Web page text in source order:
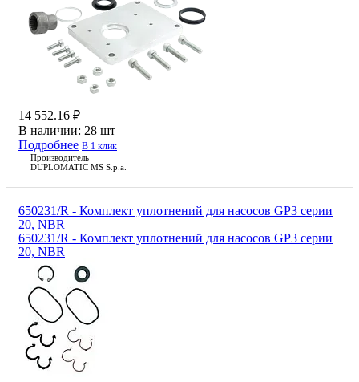
14 552.16 ₽
В наличии: 28 шт
Подробнее В 1 клик
Производитель
DUPLOMATIC MS S.p.a.
650231/R - Комплект уплотнений для насосов GP3 серии
20, NBR
650231/R - Комплект уплотнений для насосов GP3 серии
20, NBR